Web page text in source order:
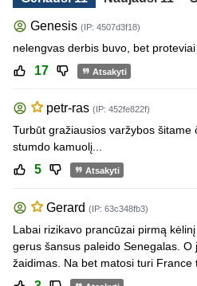
Genesis (IP: 4507d3f18)
nelengvas derbis buvo, bet
17 Atsakyti
petr-ras (IP: 452fe822f)
Turbūt gražiausios varžybos šitame
stumdo kamuolį...
5 Atsakyti
Gerard (IP: 63c348fb3)
Labai rizikavo prancūzai pirmą
gerus šansus paleido Senegalas.
žaidimas. Na bet matosi turi France